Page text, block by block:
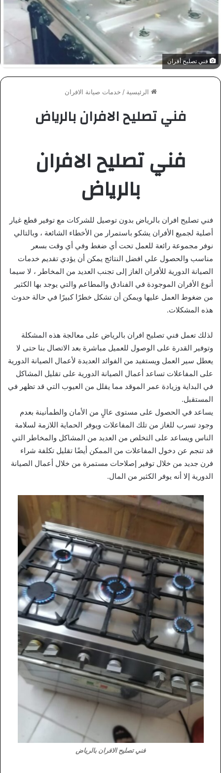
فني تصليح أفران
الرئيسية / خدمات صيانة الافران
فني تصليح الافران بالرياض
فني تصليح الافران
بالرياض
فني تصليح افران بالرياض بدون توصيل للشركات مع توفير قطع غيار
أصلية لجميع الأفران يشكو باستمرار من الأخطاء الشائعة ، وبالتالي
نوفر مجموعة رائعة للعمل تحت أي ضغط وفي أي وقت بسعر
مناسب والحصول علي افضل النتائج يمكن أن يؤدي تقديم خدمات
الصيانة الدورية للأفران الغاز إلى تجنب العديد من المخاطر ، لا سيما
أنوع الأفران الموجودة في الفنادق والمطاعم والتي يوجد بها الكثير
من ضغوط العمل عليها ويمكن أن تشكل خطرًا كبيرًا في حالة حدوث
هذه المشكلات.
لذلك تعمل فني تصليح افران بالرياض على معالجة هذه المشكلة
وتوفير القدرة على الوصول للعميل مباشرة بعد الاتصال بنا حتى لا
يعطل سير العمل ويستفيد من الفوائد العديدة لأعمال الصيانة الدورية
على المفاعلات تساعد أعمال الصيانة الدورية على تقليل المشاكل
في البداية وزيادة عمر الموقد مما يقلل من العيوب التي قد تظهر في
المستقبل.
يساعد في الحصول على مستوى عالٍ من الأمان والطمأنينة بعدم
وجود تسرب للغاز من تلك المفاعلات ويوفر الحماية اللازمة لسلامة
الناس ويساعد على التخلص من العديد من المشاكل والمخاطر التي
قد تنجم عن دخول المفاعلات من الممكن أيضًا تقليل تكلفة شراء
فرن جديد من خلال توفير إصلاحات مستمرة من خلال أعمال الصيانة
الدورية إلا أنه يوفر الكثير من المال.
فني تصليح الافران بالرياض